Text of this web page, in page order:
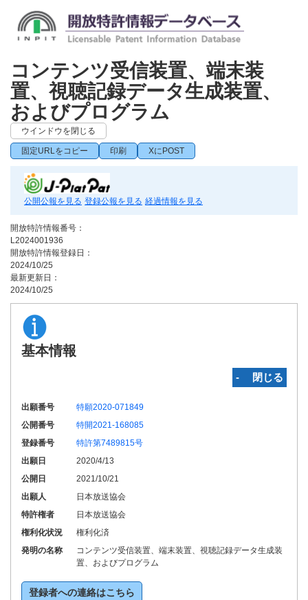
コンテンツ受信装置、端末装
置、視聴記録データ生成装置、
およびプログラム
ウインドウを閉じる
固定URLをコピー 印刷 XにPOST
公開公報を見る 登録公報を見る 経過情報を見る
開放特許情報番号：
L2024001936
開放特許情報登録日：
2024/10/25
最新更新日：
2024/10/25
基本情報
‐ 閉じる
出願番号
特願2020-071849
公開番号
特開2021-168085
登録番号
特許第7489815号
出願日
2020/4/13
公開日
2021/10/21
出願人
日本放送協会
特許権者
日本放送協会
権利化状況
権利化済
発明の名称
コンテンツ受信装置、端末装置、視聴記録データ生成装
置、およびプログラム
登録者への連絡はこちら